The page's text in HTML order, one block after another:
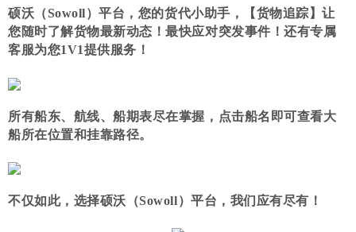
硕沃（Sowoll）平台， 您的货代小助手，【货物追踪】让
您随时了解货物最新动态！最快应对突发事件！还有专属
客服为您1V1提供服务！
所有船东、航线、船期表尽在掌握，点击船名即可查看大
船所在位置和挂靠路径。
不仅如此，选择硕沃（Sowoll）平台，我们应有尽有！